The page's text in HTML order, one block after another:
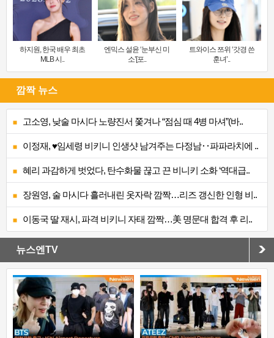
하지원, 한국 배우 최초
MLB 시..
엔믹스 설윤 ‘눈부신 미
소’[포..
트와이스 쯔위 ‘갓경 쓴
훈녀’..
깜짝 뉴스
고소영, 낮술 마시다 노량진서 쫓겨나 “점심 때 4병 마셔”(바..
이정재, ♥임세령 비키니 인생샷 남겨주는 다정남‥파파라치에 ..
혜리 과감하게 벗었다, 탄수화물 끊고 끈 비니키 소화 ‘역대급..
장원영, 술 마시다 흘러내린 옷자락 깜짝…리즈 갱신한 인형 비..
이동국 딸 재시, 파격 비키니 자태 깜짝…美 명문대 합격 후 리..
뉴스엔TV